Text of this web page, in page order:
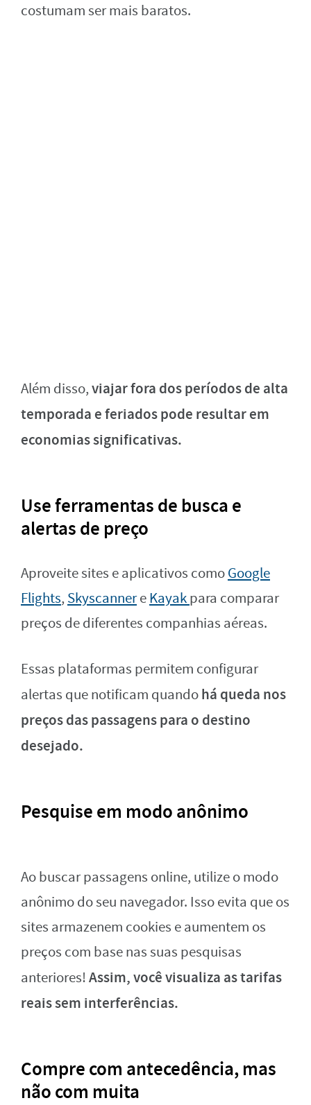
costumam ser mais baratos.
Além disso,viajar fora dos períodos de alta
temporada e feriados pode resultar em
economias significativas.
Use ferramentas de busca e
alertas de preço
Aproveite sites e aplicativos comoGoogle
Flights, SkyscannereKayakpara comparar
preços de diferentes companhias aéreas.
Essas plataformas permitem configurar
alertas que notificam quandohá queda nos
preços das passagens para o destino
desejado.
Pesquise em modo anônimo
Ao buscar passagens online, utilize o modo
anônimo do seu navegador. Isso evita que os
sites armazenem cookies e aumentem os
preços com base nas suas pesquisas
anteriores!Assim, você visualiza as tarifas
reais sem interferências.
Compre com antecedência, mas
não com muita